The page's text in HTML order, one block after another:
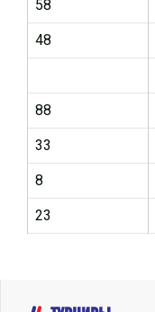
58
48
88
33
8
23